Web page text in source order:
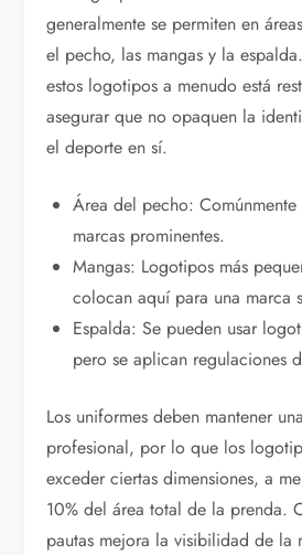
generalmente se permiten en
el pecho, las mangas y la
estos logotipos a menudo está
asegurar que no opaquen la
el deporte en sí.
Área del pecho:
marcas prominentes.
Mangas: Logotipos más
colocan aquí para una marca
Espalda: Se pueden usar
pero se aplican regulaciones
Los uniformes deben mantener
profesional, por lo que los
exceder ciertas dimensiones, a
10% del área total de la prenda.
pautas mejora la visibilidad de la